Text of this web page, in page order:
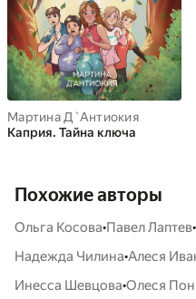
Мартина Д`Антиокия
Каприя. Тайна ключа
Похожие авторы
Ольга Косова•Павел Лаптев•
Надежда Чилина•Алеся
Инесса Шевцова•Олеся